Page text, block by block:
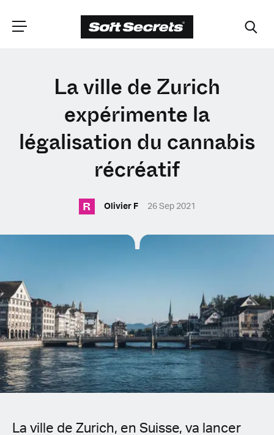
CHOISISSEZ VOTRE
EMPLACEMENT
Dutch
English (United States)
Spanish (Latin America)
German
French
Italian
La ville de Zurich
expérimente la
légalisation du cannabis
récréatif
R Olivier F 26 Sep 2021
La ville de Zurich, en Suisse, va lancer